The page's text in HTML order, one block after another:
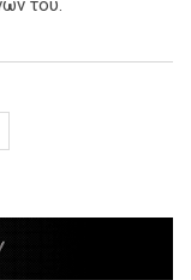
του.